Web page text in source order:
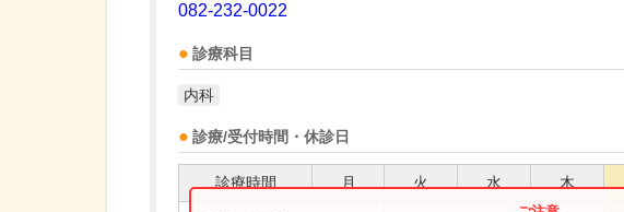
082-232-0022
診療科目
内科
診療/受付時間・休診日
診療時間 月 火 水 木